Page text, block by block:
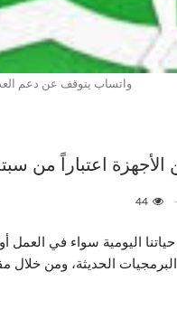
واتساب يتوقف عن دعم العديد
من سبتمبر 2024- التفاصيل
اليومية سواء في
البرمجيات الحديثة، ومن